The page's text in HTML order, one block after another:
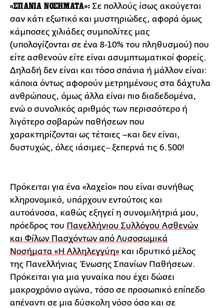
«ΣΠΑΝΙΑ ΝΟΣΗΜΑΤΑ»: Σε πολλούς ίσως ακούγεται
σαν κάτι εξωτικό και μυστηριώδες, αφορά όμως
κάμποσες χιλιάδες συμπολίτες μας
(υπολογίζονται σε ένα 8-10% του πληθυσμού) που
είτε ασθενούν είτε είναι ασυμπτωματικοί φορείς.
Δηλαδή δεν είναι και τόσο σπάνια ή μάλλον είναι:
κάποια όντως αφορούν μετρημένους στα δάχτυλα
ανθρώπους, όμως άλλα είναι πιο διαδεδομένα,
ενώ ο συνολικός αριθμός των περισσότερο ή
λιγότερο σοβαρών παθήσεων που
χαρακτηρίζονται ως τέτοιες –και δεν είναι,
δυστυχώς, όλες ιάσιμες‒ ξεπερνά τις 6.500!
Πρόκειται για ένα «λαχείο» που είναι συνήθως
κληρονομικό, υπάρχουν εντούτοις και
αυτοάνοσα, καθώς εξηγεί η συνομιλήτριά μου,
πρόεδρος του Πανελλήνιου Συλλόγου Ασθενών
και Φίλων Πασχόντων από Λυσοσωμικά
Νοσήματα «Η Αλληλεγγύη» και ιδρυτικό μέλος
της Πανελλήνιας Ένωσης Σπανίων Παθήσεων.
Πρόκειται για μια γυναίκα που έχει δώσει
μακροχρόνιο αγώνα, τόσο σε προσωπικό επίπεδο
απέναντι σε μια δύσκολη νόσο όσο και σε